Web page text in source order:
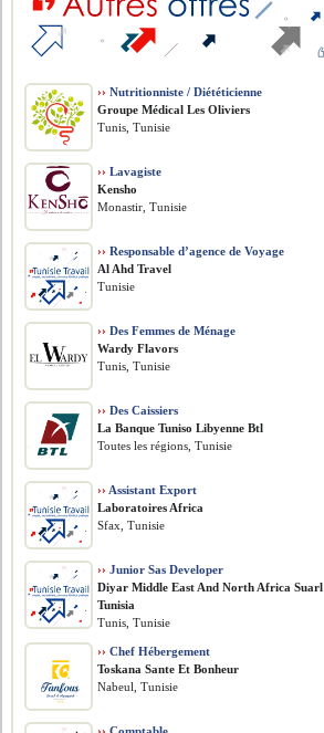
›› Nutritionniste / Diététicienne
Groupe Médical Les Oliviers
Tunis, Tunisie
›› Lavagiste
Kensho
Monastir, Tunisie
›› Responsable d’agence de Voyage
Al Ahd Travel
Tunisie
›› Des Femmes de Ménage
Wardy Flavors
Tunis, Tunisie
›› Des Caissiers
La Banque Tuniso Libyenne Btl
Toutes les régions, Tunisie
›› Assistant Export
Laboratoires Africa
Sfax, Tunisie
›› Junior Sas Developer
Diyar Middle East And North Africa Suarl
Tunisia
Tunis, Tunisie
›› Chef Hébergement
Toskana Sante Et Bonheur
Nabeul, Tunisie